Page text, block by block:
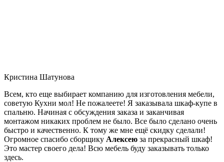
Кристина Шатунова
Всем, кто еще выбирает компанию для изготовления мебели,
советую Кухни мол! Не пожалеете! Я заказывала шкаф-купе в
спальню. Начиная с обсуждения заказа и заканчивая
монтажом никаких проблем не было. Все было сделано очень
быстро и качественно. К тому же мне ещё скидку сделали!
Огромное спасибо сборщику Алексею за прекрасный шкаф!
Это мастер своего дела! Всю мебель буду заказывать только
здесь.